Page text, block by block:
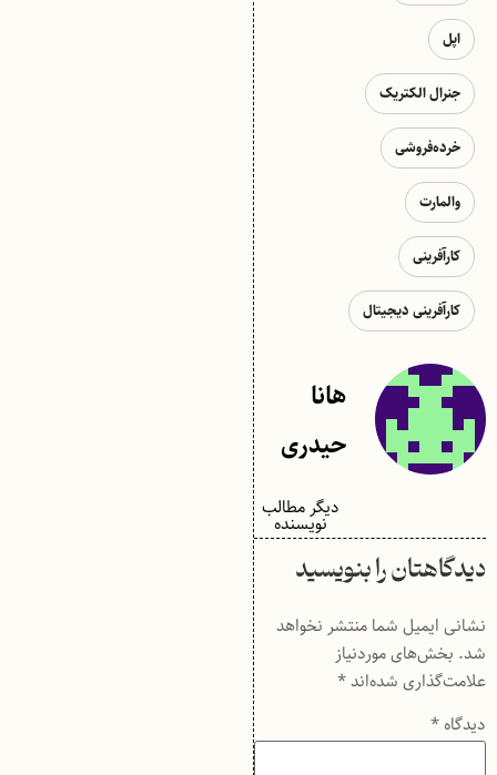
اپل
جنرال الکتریک
خرده‌فروشی
والمارت
کارآفرینی
کارآفرینی دیجیتال
هانا
حیدری
دیگر مطالب
نویسنده
دیدگاهتان را بنویسید
نشانی ایمیل شما منتشر نخواهد
شد. بخش‌های موردنیاز
علامت‌گذاری شده‌اند*
دیدگاه*